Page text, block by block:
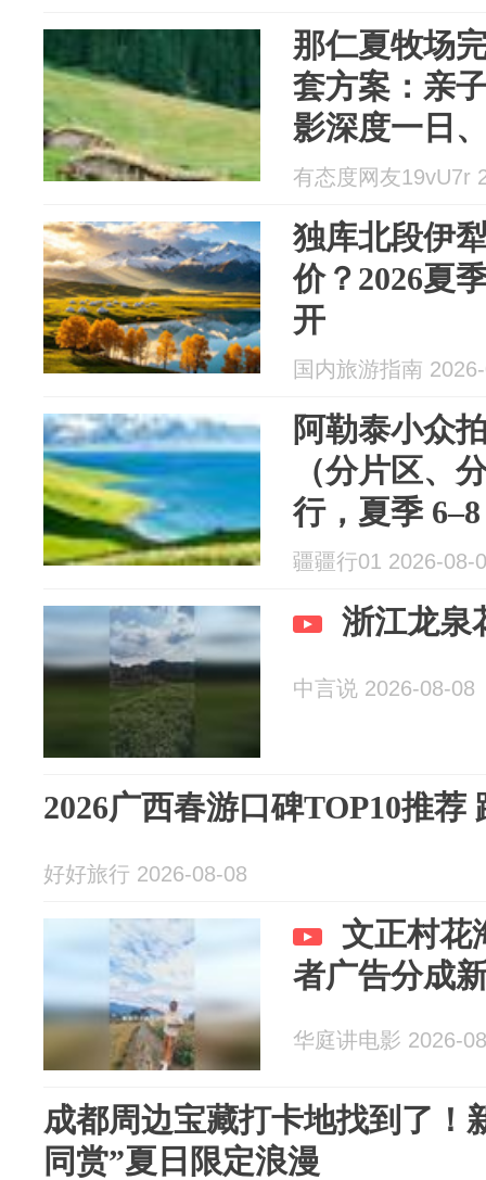
那仁夏牧场
套方案：亲
影深度一日
线）
有态度网友19vU7r
独库北段伊
价？2026夏
开
国内旅游指南
阿勒泰小众
（分片区、
行，夏季
冬季 12–2
疆疆行01 2026-08-
浙江龙泉
中言说 2026-08-08
2026广西春游口碑TOP10推荐
好好旅行 2026-08-08
文正村花
者广告分成
华庭讲电影 2026-
成都周边宝藏打卡地找到了！
同赏”夏日限定浪漫